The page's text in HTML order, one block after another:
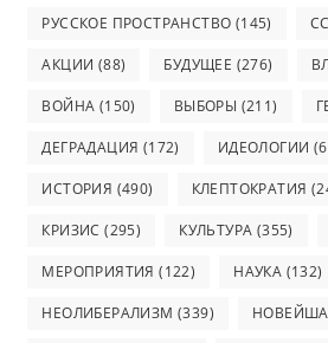
РУССКОЕ ПРОСТРАНСТВО (145)
АКЦИИ (88) БУДУЩЕЕ (276)
ВОЙНА (150) ВЫБОРЫ (211)
ДЕГРАДАЦИЯ (172) ИДЕОЛОГИИ
ИСТОРИЯ (490) КЛЕПТОКРАТИЯ
КРИЗИС (295) КУЛЬТУРА (355)
МЕРОПРИЯТИЯ (122) НАУКА (132)
НЕОЛИБЕРАЛИЗМ (339)